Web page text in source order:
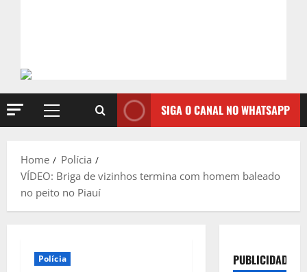
Primary
SIGA O CANAL NO WHATSAPP
Home
Polícia
VÍDEO: Briga de vizinhos termina com homem baleado
no peito no Piauí
Polícia PUBLICIDADE